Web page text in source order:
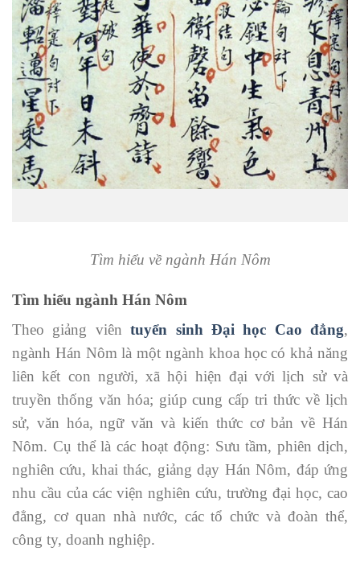
Tìm hiểu về ngành Hán Nôm
Tìm hiểu ngành Hán Nôm
Theo giảng viêntuyển sinh Đại học Cao đẳng,
ngành Hán Nôm là một ngành khoa học có khả năng
liên kết con người, xã hội hiện đại với lịch sử và
truyền thống văn hóa; giúp cung cấp tri thức về lịch
sử, văn hóa, ngữ văn và kiến thức cơ bản về Hán
Nôm. Cụ thể là các hoạt động: Sưu tầm, phiên dịch,
nghiên cứu, khai thác, giảng dạy Hán Nôm, đáp ứng
nhu cầu của các viện nghiên cứu, trường đại học, cao
đẳng, cơ quan nhà nước, các tổ chức và đoàn thể,
công ty, doanh nghiệp.